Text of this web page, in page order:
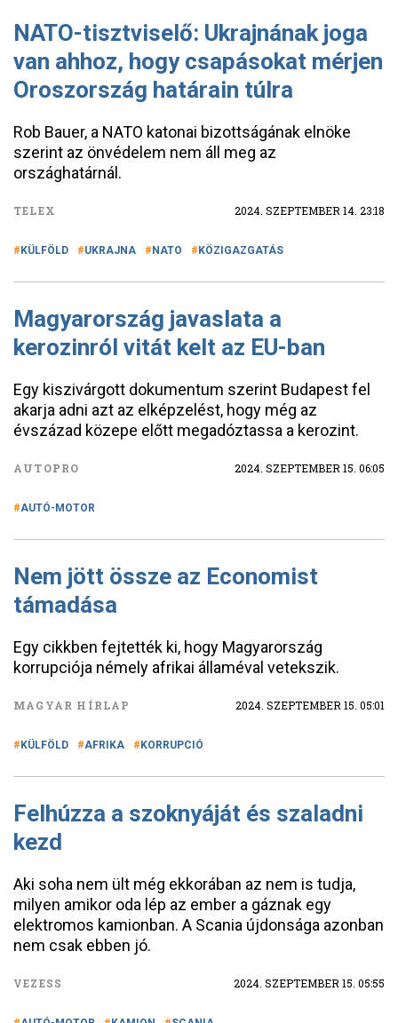
NATO-tisztviselő: Ukrajnának joga
van ahhoz, hogy csapásokat mérjen
Oroszország határain túlra
Rob Bauer, a NATO katonai bizottságának elnöke
szerint az önvédelem nem áll meg az
országhatárnál.
TELEX 2024. SZEPTEMBER 14. 23:18
KÜLFÖLD UKRAJNA NATO KÖZIGAZGATÁS
Magyarország javaslata a
kerozinról vitát kelt az EU-ban
Egy kiszivárgott dokumentum szerint Budapest fel
akarja adni azt az elképzelést, hogy még az
évszázad közepe előtt megadóztassa a kerozint.
AUTOPRO 2024. SZEPTEMBER 15. 06:05
AUTÓ-MOTOR
Nem jött össze az Economist
támadása
Egy cikkben fejtették ki, hogy Magyarország
korrupciója némely afrikai államéval vetekszik.
MAGYAR HÍRLAP 2024. SZEPTEMBER 15. 05:01
KÜLFÖLD AFRIKA KORRUPCIÓ
Felhúzza a szoknyáját és szaladni
kezd
Aki soha nem ült még ekkorában az nem is tudja,
milyen amikor oda lép az ember a gáznak egy
elektromos kamionban. A Scania újdonsága azonban
nem csak ebben jó.
VEZESS 2024. SZEPTEMBER 15. 05:55